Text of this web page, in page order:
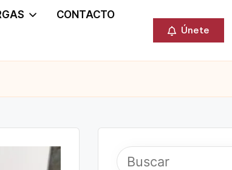
CONTACTO
Únete